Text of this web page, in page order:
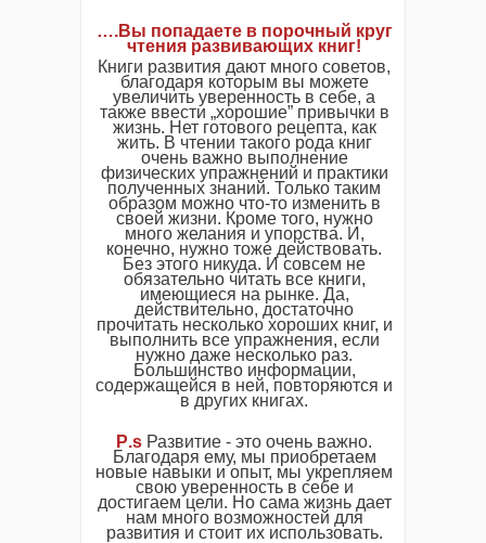
….Вы попадаете в порочный круг
чтения развивающих книг!
Книги развития дают много советов,
благодаря которым вы можете
увеличить уверенность в себе, а
также ввести „хорошие” привычки в
жизнь. Нет готового рецепта, как
жить. В чтении такого рода книг
очень важно выполнение
физических упражнений и практики
полученных знаний. Только таким
образом можно что-то изменить в
своей жизни. Кроме того, нужно
много желания и упорства. И,
конечно, нужно тоже действовать.
Без этого никуда. И совсем не
обязательно читать все книги,
имеющиеся на рынке. Да,
действительно, достаточно
прочитать несколько хороших книг, и
выполнить все упражнения, если
нужно даже несколько раз.
Большинство информации,
содержащейся в ней, повторяются и
в других книгах.
P.s Развитие - это очень важно.
Благодаря ему, мы приобретаем
новые навыки и опыт, мы укрепляем
свою уверенность в себе и
достигаем цели. Но сама жизнь дает
нам много возможностей для
развития и стоит их использовать.